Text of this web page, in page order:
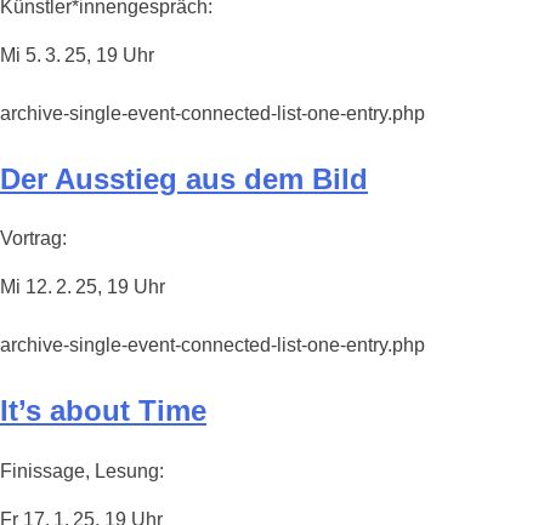
Künstler*innengespräch:
Mi 5. 3. 25, 19 Uhr
archive-single-event-connected-list-one-entry.php
Der Ausstieg aus dem Bild
Vortrag:
Mi 12. 2. 25, 19 Uhr
archive-single-event-connected-list-one-entry.php
It’s about Time
Finissage, Lesung:
Fr 17. 1. 25, 19 Uhr